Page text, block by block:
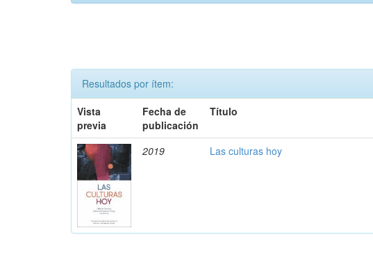
Resultados por ítem:
Vista
previa
Fecha de
publicación
Título
2019 Las culturas hoy